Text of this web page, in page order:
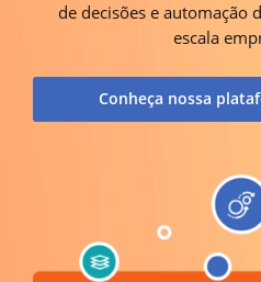
de decisões e automação
escala
Conheça nossa